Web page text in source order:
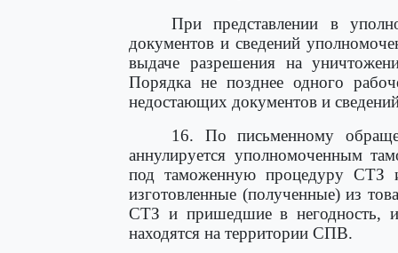
При представлении в
документов и сведений
выдаче разрешения на
Порядка не позднее одного
недостающих документов и
16. По письменному
аннулируется уполномоченным
под таможенную процедуру СТЗ
изготовленные (полученные) из
СТЗ и пришедшие в негодность,
находятся на территории СПВ.